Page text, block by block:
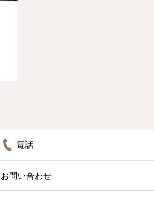
電話
お問い合わせ